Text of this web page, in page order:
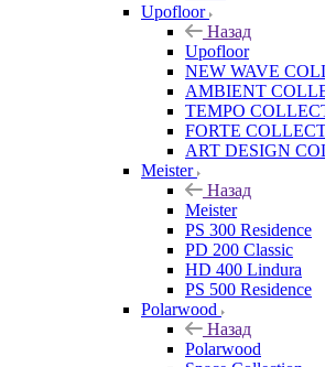
Upofloor
Назад
Upofloor
NEW WAVE
AMBIENT
TEMPO
FORTE
ART DESIGN
Meister
Назад
Meister
PS 300 Residence
PD 200 Classic
HD 400 Lindura
PS 500 Residence
Polarwood
Назад
Polarwood